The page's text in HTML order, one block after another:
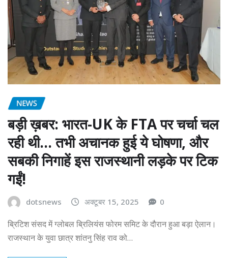
NEWS
बड़ी ख़बर: भारत-UK के FTA पर चर्चा चल
रही थी… तभी अचानक हुई ये घोषणा, और
सबकी निगाहें इस राजस्थानी लड़के पर टिक
गईं!
dotsnews अक्टूबर 15, 2025 0
ब्रिटिश संसद में ग्लोबल ब्रिलियंस फोरम समिट के दौरान हुआ बड़ा ऐलान।
राजस्थान के युवा छात्र शांतनु सिंह राव को…